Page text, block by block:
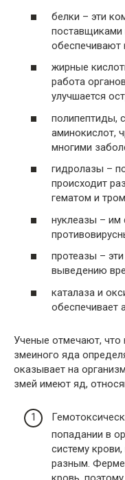
белки – эти
поставщиками
обеспечивают
жирные
работа
улучшается
полипептиды,
аминокислот,
многими
гидролазы –
происходит
гематом и
нуклеазы – им
протеазы –
выведению
каталаза и
обеспечивает
Ученые отмечают, что
змеиного яда
оказывает на
змей имеют яд,
попадании в
систему
разным.